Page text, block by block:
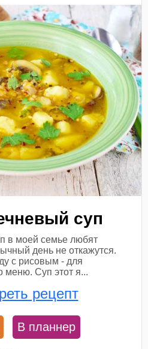
суп
в моей семье любят
день не откажутся.
с рисовым - для
меню. Суп этот я...
рецепт
В планнер